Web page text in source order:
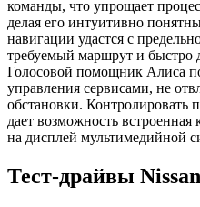
команды, что упрощает
делая его интуитивно
навигации удастся с
требуемый маршрут и быстро
Голосовой помощник Алиса
управления сервисами, не
обстановки. Контролировать
дает возможность
на дисплей мультимедийной
Тест-драйвы